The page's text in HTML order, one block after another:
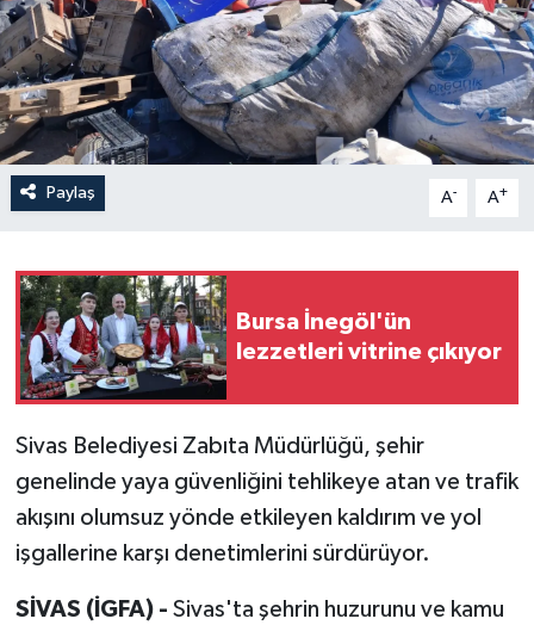
Paylaş A- A+
Bursa İnegöl'ün
lezzetleri vitrine çıkıyor
Sivas Belediyesi Zabıta Müdürlüğü, şehir
genelinde yaya güvenliğini tehlikeye atan ve trafik
akışını olumsuz yönde etkileyen kaldırım ve yol
işgallerine karşı denetimlerini sürdürüyor.
SİVAS (İGFA) - Sivas'ta şehrin huzurunu ve kamu